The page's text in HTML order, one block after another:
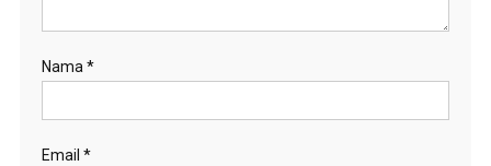
Nama*
Email *